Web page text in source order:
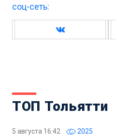
соц-сеть:
ТОП Тольятти
5 августа 16:42 2025